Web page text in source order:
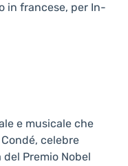
in francese, per In-
e musicale che
celebre
Premio Nobel